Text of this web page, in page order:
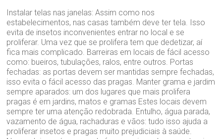
Instalar telas nas janelas: Assim como nos
estabelecimentos, nas casas também deve ter tela. Isso
evita de insetos inconvenientes entrar no local e se
proliferar. Uma vez que se prolifera tem que dedetizar, aí
fica mais complicado. Barreiras em locais de fácil acesso
como: bueiros, tubulações, ralos, entre outros. Portas
fechadas: as portas devem ser mantidas sempre fechadas,
isso evita o fácil acesso das pragas. Manter grama e jardim
sempre aparados: um dos lugares que mais prolifera
pragas é em jardins, matos e gramas Estes locais devem
sempre ter uma atenção redobrada. Entulho, água parada,
vazamento de água, rachaduras e vãos: tudo isso ajuda a
proliferar insetos e pragas muito prejudiciais à saúde.